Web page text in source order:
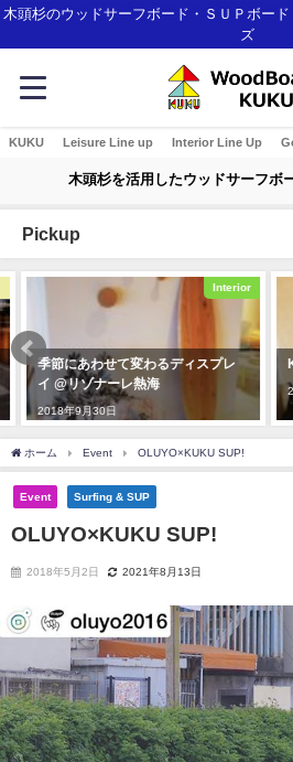
木頭杉のウッドサーフボード・ＳＵＰボー
ズ
KUKU Leisure Line up Interior Line Up
木頭杉を活用したウッドサーフボ
Pickup
Interior
季節にあわせて変わるディスプレ
イ @リゾナーレ熱海
2018年9月30日
ホーム Event OLUYO×KUKU SUP!
Event Surfing & SUP
OLUYO×KUKU SUP!
2018年5月2日 2021年8月13日